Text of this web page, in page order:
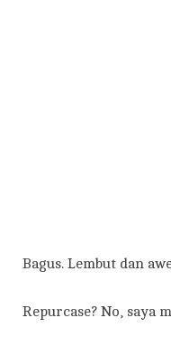
Bagus. Lembut dan
Repurcase? No, saya